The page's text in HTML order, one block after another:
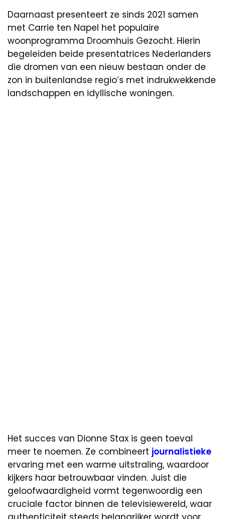
Daarnaast presenteert ze sinds 2021 samen
met Carrie ten Napel het populaire
woonprogramma Droomhuis Gezocht. Hierin
begeleiden beide presentatrices Nederlanders
die dromen van een nieuw bestaan onder de
zon in buitenlandse regio’s met indrukwekkende
landschappen en idyllische woningen.
Het succes van Dionne Stax is geen toeval
meer te noemen. Ze combineert journalistieke
ervaring met een warme uitstraling, waardoor
kijkers haar betrouwbaar vinden. Juist die
geloofwaardigheid vormt tegenwoordig een
cruciale factor binnen de televisiewereld, waar